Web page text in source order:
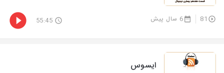
81 6 سال پیش 55:45
ایسوس